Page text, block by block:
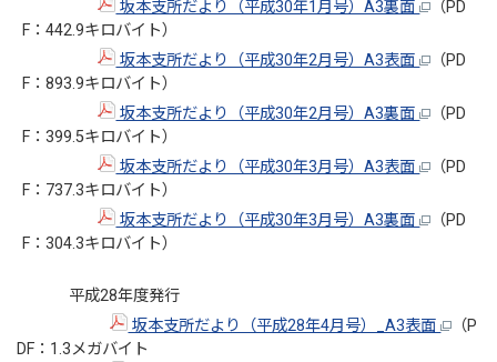
坂本支所だより（平成30年1月号）A3裏面
（PD
F：442.9キロバイト）
坂本支所だより（平成30年2月号）A3表面
（PD
F：893.9キロバイト）
坂本支所だより（平成30年2月号）A3裏面
（PD
F：399.5キロバイト）
坂本支所だより（平成30年3月号）A3表面
（PD
F：737.3キロバイト）
坂本支所だより（平成30年3月号）A3裏面
（PD
F：304.3キロバイト）
平成28年度発行
坂本支所だより（平成28年4月号）_A3表面
（P
DF：1.3メガバイト